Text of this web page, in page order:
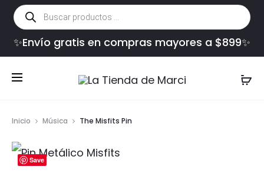
Búsqueda
de
productos
✨Envío gratis en compras mayores a $899✨
Inicio Música The Misfits Pin
Save